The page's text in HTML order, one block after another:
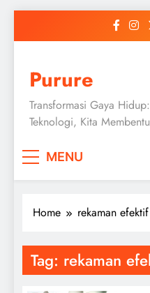
Purure
Transformasi Gaya
Teknologi, Kita
MENU
Home rekaman efektif
Tag: rekaman